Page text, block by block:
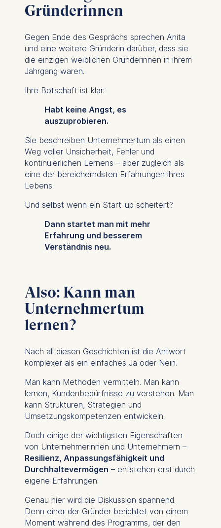
Gründerinnen
Gegen Ende des Gesprächs sprechen Anita
und eine weitere Gründerin darüber, dass sie
die einzigen weiblichen Gründerinnen in ihrem
Jahrgang waren.
Ihre Botschaft ist klar:
Habt keine Angst, es
auszuprobieren.
Sie beschreiben Unternehmertum als einen
Weg voller Unsicherheit, Fehler und
kontinuierlichen Lernens – aber zugleich als
eine der bereicherndsten Erfahrungen ihres
Lebens.
Und selbst wenn ein Start-up scheitert?
Dann startet man mit mehr
Erfahrung und besserem
Verständnis neu.
Also: Kann man
Unternehmertum
lernen?
Nach all diesen Geschichten ist die Antwort
komplexer als ein einfaches Ja oder Nein.
Man kann Methoden vermitteln. Man kann
lernen, Kundenbedürfnisse zu verstehen. Man
kann Strukturen, Strategien und
Umsetzungskompetenzen entwickeln.
Doch einige der wichtigsten Eigenschaften
von Unternehmerinnen und Unternehmern –
Resilienz, Anpassungsfähigkeit und
Durchhaltevermögen – entstehen erst durch
eigene Erfahrungen.
Genau hier wird die Diskussion spannend.
Denn einer der Gründer berichtet von einem
Moment während des Programms, der den
to Article 6(1)(a) GDPR.
consent at any time
without providing a reason.
This can be done via the
consent banner available at
the bottom of the screen.
please see our Privacy
PolicyandLegal Notice
Essential
Cookies that are required
for basic website
functionality.
this category are:
Marketing
Cookies that help us to
this category are:
Statistics
Cookies that submit
analytics software. This
data helps us improve our
Cookies contained in
this category are: